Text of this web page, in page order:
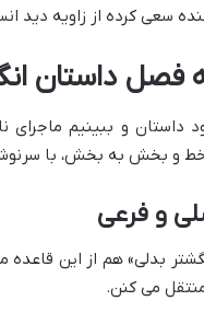
سعی کرده از زاویه دید
و ببینیم ماجرای
خط و بخش به بخش، با
بدلی» هم از این
می کنن.